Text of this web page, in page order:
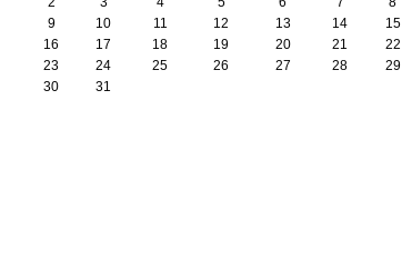
9
10 11 12 13 14
15
16
17 18 19 20 21
22
23
24 25 26 27 28
29
30
31